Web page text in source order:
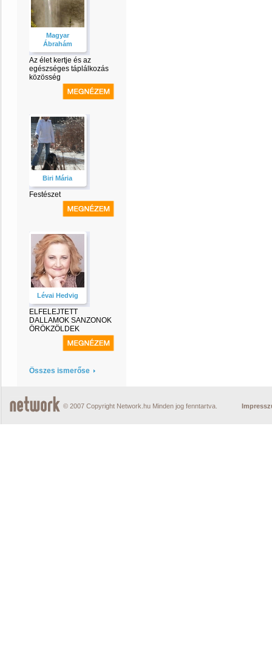
Magyar
Ábrahám
Az élet kertje és az
egészséges táplálkozás
közösség
Biri Mária
Festészet
Lévai Hedvig
ELFELEJTETT
DALLAMOK SANZONOK
ÖRÖKZÖLDEK
Összes ismerőse
© 2007 Copyright Network.hu Minden jog fenntartva.